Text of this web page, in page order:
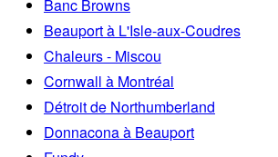
Banc Browns
Beauport à L'Isle-aux-Coudres
Chaleurs - Miscou
Cornwall à Montréal
Détroit de Northumberland
Donnacona à Beauport